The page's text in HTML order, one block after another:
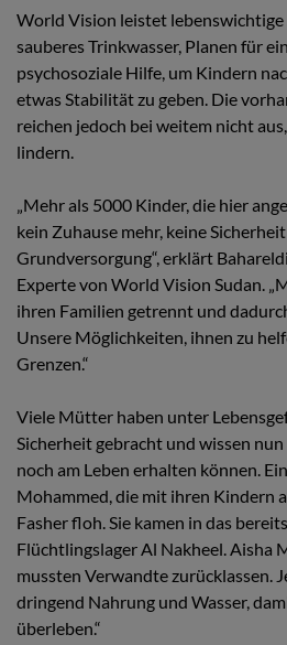
World Vision leistet
sauberes Trinkwasser, Planen für
psychosoziale Hilfe, um Kindern
etwas Stabilität zu geben. Die
reichen jedoch bei weitem nicht
lindern.
„Mehr als 5000 Kinder, die hier
kein Zuhause mehr, keine
Grundversorgung“, erklärt
Experte von World Vision Sudan.
ihren Familien getrennt und
Unsere Möglichkeiten, ihnen zu
Grenzen.“
Viele Mütter haben unter
Sicherheit gebracht und wissen
noch am Leben erhalten können.
Mohammed, die mit ihren Kindern
Fasher floh. Sie kamen in das
Flüchtlingslager Al Nakheel. Aisha
mussten Verwandte zurücklassen.
dringend Nahrung und Wasser,
überleben.“